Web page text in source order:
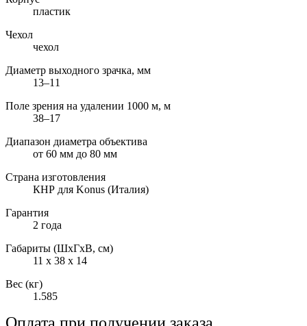
пластик
Чехол
чехол
Диаметр выходного зрачка, мм
13–11
Поле зрения на удалении 1000 м, м
38–17
Диапазон диаметра объектива
от 60 мм до 80 мм
Страна изготовления
КНР для Konus (Италия)
Гарантия
2 года
Габариты (ШxГxВ, см)
11 x 38 x 14
Вес (кг)
1.585